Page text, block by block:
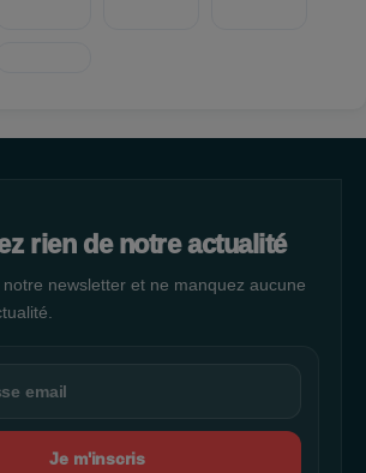
rien de notre actualité
newsletter et ne manquez aucune
Je m'inscris